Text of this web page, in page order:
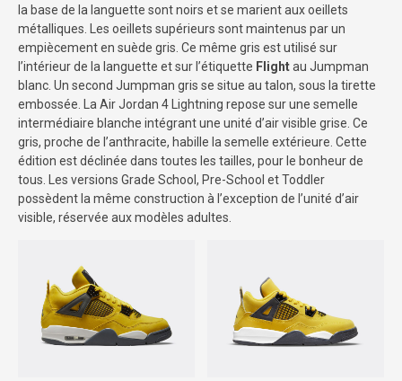
la base de la languette sont noirs et se marient aux oeillets
métalliques. Les oeillets supérieurs sont maintenus par un
empiècement en suède gris. Ce même gris est utilisé sur
l’intérieur de la languette et sur l’étiquette Flightau Jumpman
blanc. Un second Jumpman gris se situe au talon, sous la tirette
embossée. La Air Jordan 4 Lightning repose sur une semelle
intermédiaire blanche intégrant une unité d’air visible grise. Ce
gris, proche de l’anthracite, habille la semelle extérieure. Cette
édition est déclinée dans toutes les tailles, pour le bonheur de
tous. Les versions Grade School, Pre-School et Toddler
possèdent la même construction à l’exception de l’unité d’air
visible, réservée aux modèles adultes.